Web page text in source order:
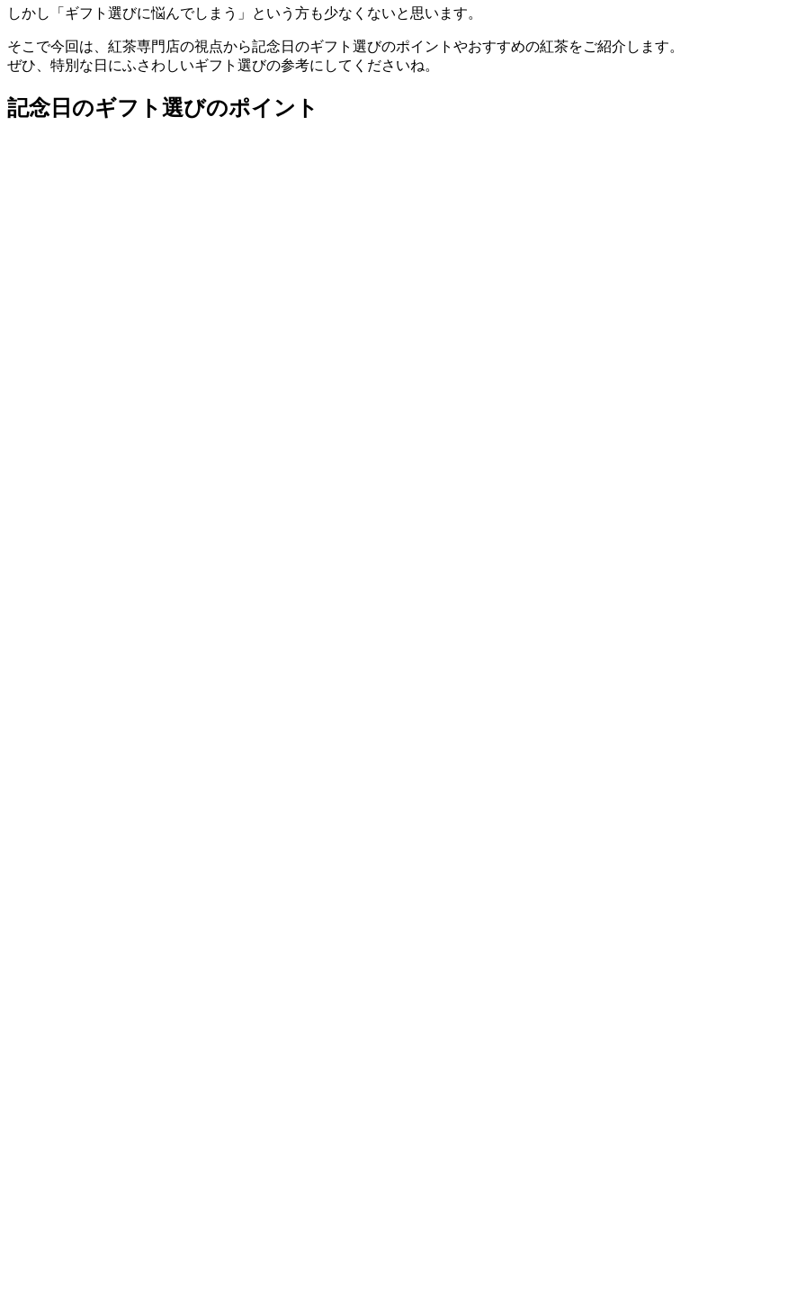
しかし「ギフト選びに悩んでしまう」という方も少なくないと思います。
そこで今回は、紅茶専門店の視点から記念日のギフト選びのポイントやおすすめの紅茶をご紹介します。
ぜひ、特別な日にふさわしいギフト選びの参考にしてくださいね。
記念日のギフト選びのポイント